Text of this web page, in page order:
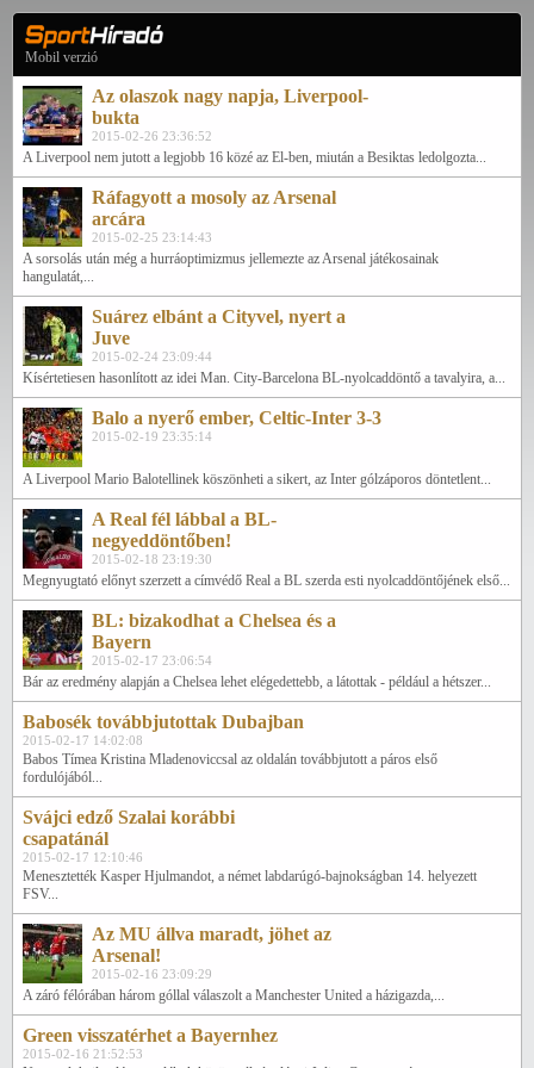
Mobil verzió
Az olaszok nagy napja, Liverpool-
bukta
2015-02-26 23:36:52
A Liverpool nem jutott a legjobb 16 közé az El-ben, miután a Besiktas ledolgozta...
Ráfagyott a mosoly az Arsenal
arcára
2015-02-25 23:14:43
A sorsolás után még a hurráoptimizmus jellemezte az Arsenal játékosainak
hangulatát,...
Suárez elbánt a Cityvel, nyert a
Juve
2015-02-24 23:09:44
Kísértetiesen hasonlított az idei Man. City-Barcelona BL-nyolcaddöntő a tavalyira, a...
Balo a nyerő ember, Celtic-Inter 3-3
2015-02-19 23:35:14
A Liverpool Mario Balotellinek köszönheti a sikert, az Inter gólzáporos döntetlent...
A Real fél lábbal a BL-
negyeddöntőben!
2015-02-18 23:19:30
Megnyugtató előnyt szerzett a címvédő Real a BL szerda esti nyolcaddöntőjének első...
BL: bizakodhat a Chelsea és a
Bayern
2015-02-17 23:06:54
Bár az eredmény alapján a Chelsea lehet elégedettebb, a látottak - például a hétszer...
Babosék továbbjutottak Dubajban
2015-02-17 14:02:08
Babos Tímea Kristina Mladenoviccsal az oldalán továbbjutott a páros első
fordulójából...
Svájci edző Szalai korábbi
csapatánál
2015-02-17 12:10:46
Menesztették Kasper Hjulmandot, a német labdarúgó-bajnokságban 14. helyezett
FSV...
Az MU állva maradt, jöhet az
Arsenal!
2015-02-16 23:09:29
A záró félórában három góllal válaszolt a Manchester United a házigazda,...
Green visszatérhet a Bayernhez
2015-02-16 21:52:53